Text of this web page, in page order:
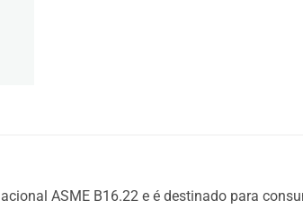
ASME B16.22 e é destinado para